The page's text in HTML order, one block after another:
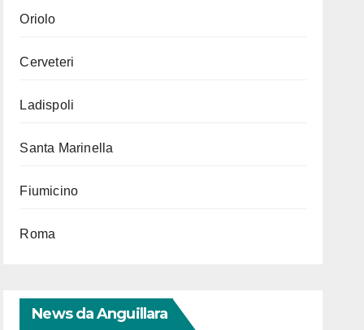
Oriolo
Cerveteri
Ladispoli
Santa Marinella
Fiumicino
Roma
News da Anguillara